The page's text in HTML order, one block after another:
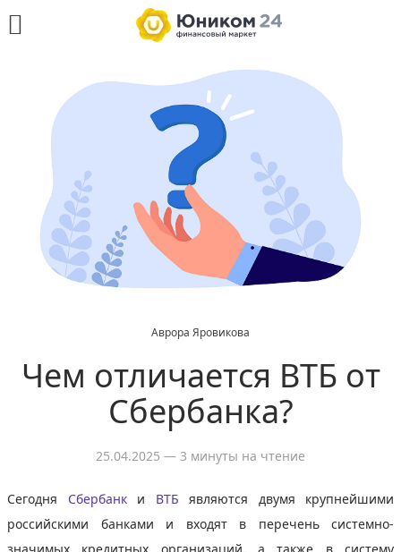
Аврора Яровикова
Чем отличается ВТБ от
Сбербанка?
25.04.2025 — 3 минуты на чтение
Сегодня Сбербанки ВТБ являются двумя крупнейшими
российскими банками и входят в перечень системно-
значимых кредитных организаций, а также в систему